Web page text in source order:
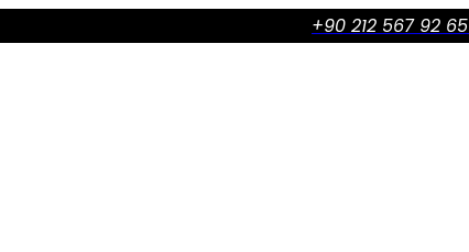
+90 212 567 92 65